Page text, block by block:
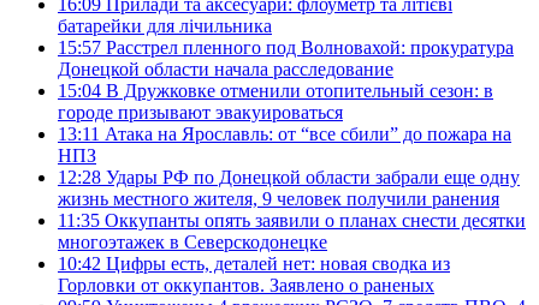
батарейки для лічильника
15:57 Расстрел пленного под Волновахой: прокуратура
Донецкой области начала расследование
15:04 В Дружковке отменили отопительный сезон: в
городе призывают эвакуироваться
13:11 Атака на Ярославль: от “все сбили” до пожара на
НПЗ
12:28 Удары РФ по Донецкой области забрали еще одну
жизнь местного жителя, 9 человек получили ранения
11:35 Оккупанты опять заявили о планах снести десятки
многоэтажек в Северскодонецке
10:42 Цифры есть, деталей нет: новая сводка из
Горловки от оккупантов. Заявлено о раненых